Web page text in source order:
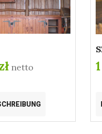
netto